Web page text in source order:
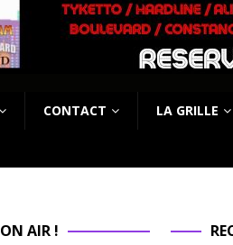
CONTACT LA GRILLE
ON AIR !